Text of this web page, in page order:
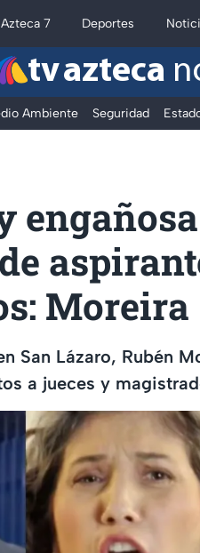
Azteca 7 Deportes
tv azteca
Ambiente Seguridad
Moreira
San Lázaro, Rubén
a jueces y